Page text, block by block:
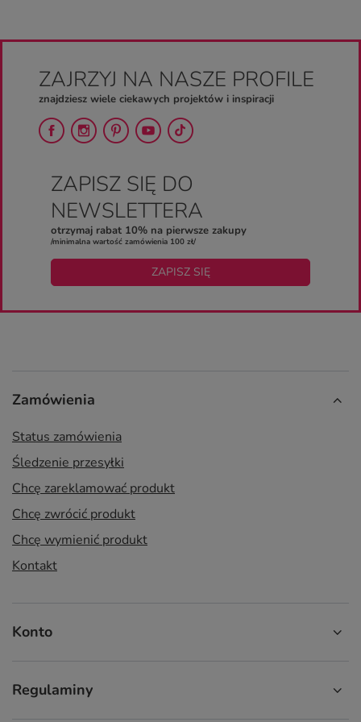
ZAJRZYJ NA NASZE PROFILE
znajdziesz wiele ciekawych projektów i inspiracji
ZAPISZ SIĘ DO
NEWSLETTERA
otrzymaj rabat 10% na pierwsze zakupy
/minimalna wartość zamówienia 100 zł/
ZAPISZ SIĘ
Zamówienia
Status zamówienia
Śledzenie przesyłki
Chcę zareklamować produkt
Chcę zwrócić produkt
Chcę wymienić produkt
Kontakt
Konto
Regulaminy